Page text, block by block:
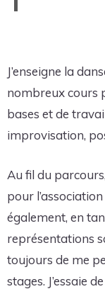
J’enseigne la
nombreux cours
bases et de
improvisation,
Au fil du
pour
également, en
représentations
toujours de me
stages. J’essaie